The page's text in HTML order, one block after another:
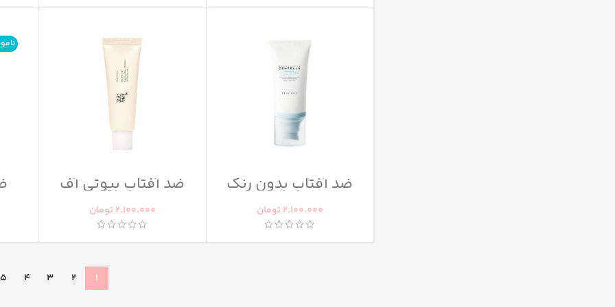
ضد آفتاب بدون رنگ
سنتلا
2.100.000 تومان
ضد آفتاب بیوتی آف
جوسان
2.100.000 تومان
1
2
3
4
5